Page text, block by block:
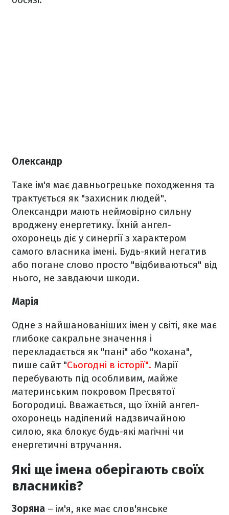
Олександр
Таке ім'я має давньогрецьке походження та
трактується як "захисник людей".
Олександри мають неймовірно сильну
вроджену енергетику. Їхній ангел-
охоронець діє у синергії з характером
самого власника імені. Будь-який негатив
або погане слово просто "відбиваються" від
нього, не завдаючи шкоди.
Марія
Одне з найшанованіших імен у світі, яке має
глибоке сакральне значення і
перекладається як "пані" або "кохана",
пише сайт "Сьогодні в історії". Марії
перебувають під особливим, майже
материнським покровом Пресвятої
Богородиці. Вважається, що їхній ангел-
охоронець наділений надзвичайною
силою, яка блокує будь-які магічні чи
енергетичні втручання.
Які ще імена оберігають своїх
власників?
Зоряна – ім'я, яке має слов'янське